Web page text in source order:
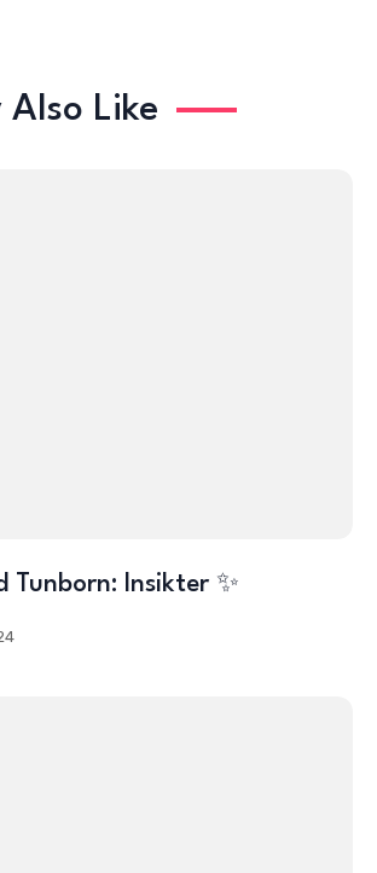
Also Like
Tunborn: Insikter ✨